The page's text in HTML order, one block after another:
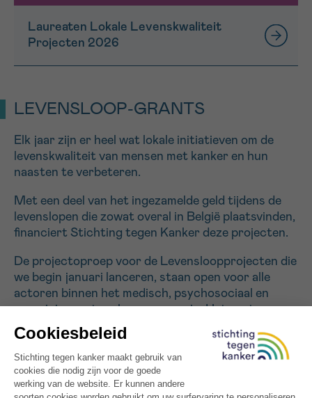
Laureaten Lokale Levenskwaliteit
Projecten 2026
LEVENSLOOP-GRANTS
Elk jaar zijn er heel wat lokale initiatieven om de
levenskwaliteit van mensen met kanker en hun
naasten te verbeteren.
Met een deel van het ingezamelde geld tijdens de
levenslopen die zowat overal in België plaatsvinden,
financiert Stichting tegen Kanker deze projecten.
De projectoproep voor de Levensloopprojecten die
we begin januari lanceren, staan open voor all e
actoren binnen het medisch, psychosociaal en
verenigingsnetwerk van een regio. Het gaat om
operationele projecten die tegemoetkomen aan de
lokale vraag en direct bijdragen tot het welzijn van
mensen met kanker en/ of hun naasten.